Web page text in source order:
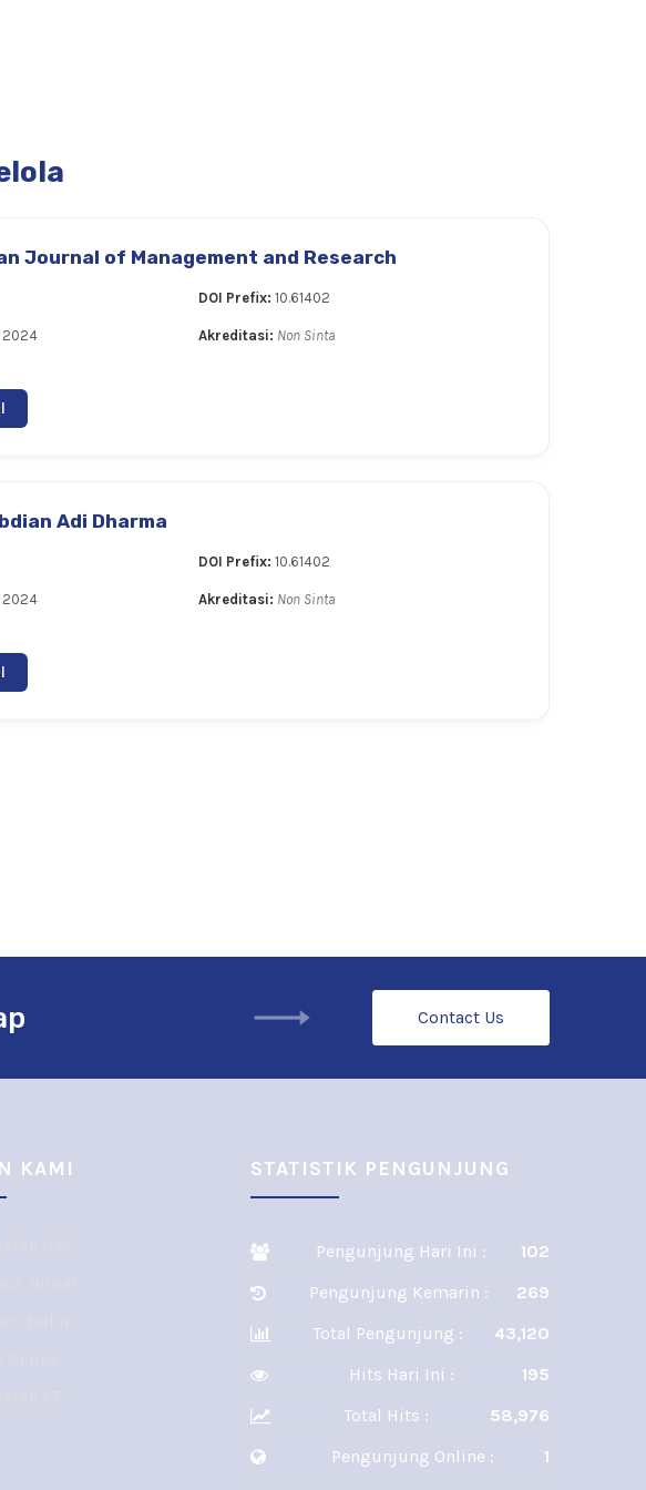
Journal of Management and Research
DOI Prefix: 10.61402
2024 Akreditasi: Non Sinta
Adi Dharma
DOI Prefix: 10.61402
2024 Akreditasi: Non Sinta
Contact Us
KAMI STATISTIK PENGUNJUNG
Pengunjung Hari Ini :
102
Pengunjung Kemarin :
269
Total Pengunjung :
43,120
Hits Hari Ini :
195
Total Hits :
58,976
Pengunjung Online :
1